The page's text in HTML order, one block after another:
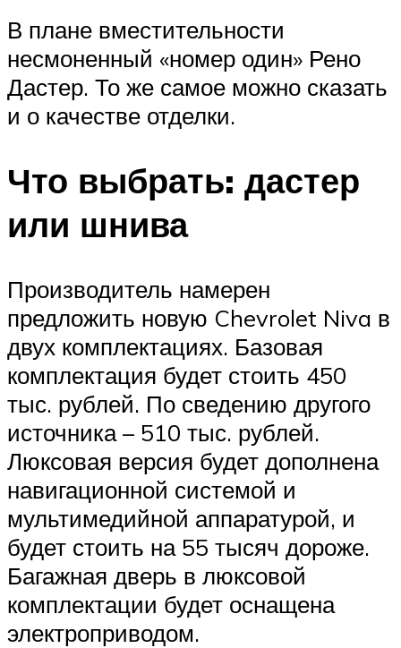
В плане вместительности
несмоненный «номер один» Рено
Дастер. То же самое можно сказать
и о качестве отделки.
Что выбрать: дастер
или шнива
Производитель намерен
предложить новую Chevrolet Niva в
двух комплектациях. Базовая
комплектация будет стоить 450
тыс. рублей. По сведению другого
источника – 510 тыс. рублей.
Люксовая версия будет дополнена
навигационной системой и
мультимедийной аппаратурой, и
будет стоить на 55 тысяч дороже.
Багажная дверь в люксовой
комплектации будет оснащена
электроприводом.